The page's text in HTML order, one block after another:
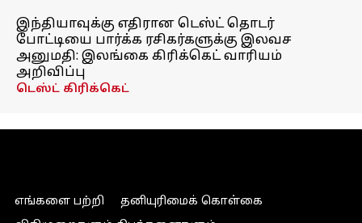
இந்தியாவுக்கு எதிரான டெஸ்ட் தொடர்
போட்டியை பார்க்க ரசிகர்களுக்கு இலவச
அனுமதி: இலங்கை கிரிக்கெட் வாரியம்
அறிவிப்பு
டெஸ்ட் கிரிக்கெட்
எங்களை பற்றி
தனியுரிமைக் கொள்கை